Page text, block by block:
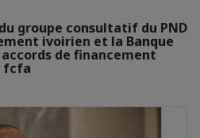
groupe consultatif du PND
ivoirien et la Banque
de financement
fcfa